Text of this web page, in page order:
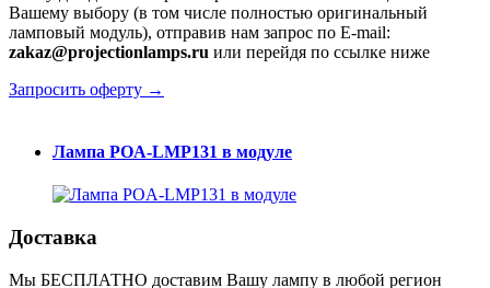
Вашему выбору (в том числе полностью оригинальный
ламповый модуль), отправив нам запрос по E-mail:
zakaz@projectionlamps.ru или перейдя по ссылке ниже
Запросить оферту →
Лампа POA-LMP131 в модуле
Доставка
Мы БЕСПЛАТНО доставим Вашу лампу в любой регион